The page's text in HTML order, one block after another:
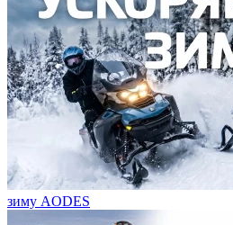
зиму AODES